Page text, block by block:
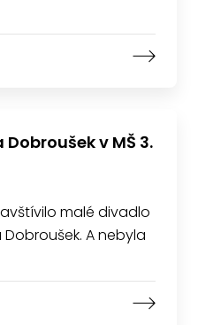
v MŠ 3.
malé divadlo
A nebyla